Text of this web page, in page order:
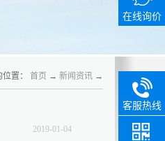
置： 首页 → 新闻资讯 →
2019-01 -04
在线询价
0731-
85217858
客服热线